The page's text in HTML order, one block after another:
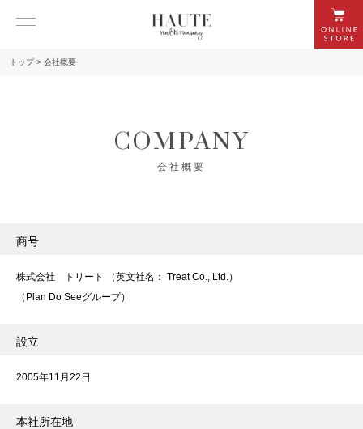
トップ> 会社概要
COMPANY
会社概要
商号
株式会社 トリート （英文社名： Treat Co., Ltd.）
（Plan Do Seeグループ）
設立
2005年11月22日
本社所在地